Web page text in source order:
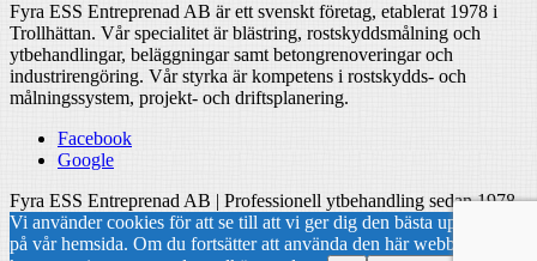
Fyra ESS Entreprenad AB är ett svenskt företag, etablerat 1978 i
Trollhättan. Vår specialitet är blästring, rostskyddsmålning och
ytbehandlingar, beläggningar samt betongrenoveringar och
industrirengöring. Vår styrka är kompetens i rostskydds- och
målningssystem, projekt- och driftsplanering.
Facebook
Google
Fyra ESS Entreprenad AB | Professionell ytbehandling sedan 1978
Vi använder cookies för att se till att vi ger dig den bästa upplevelsen
på vår hemsida. Om du fortsätter att använda den här webbplatsen